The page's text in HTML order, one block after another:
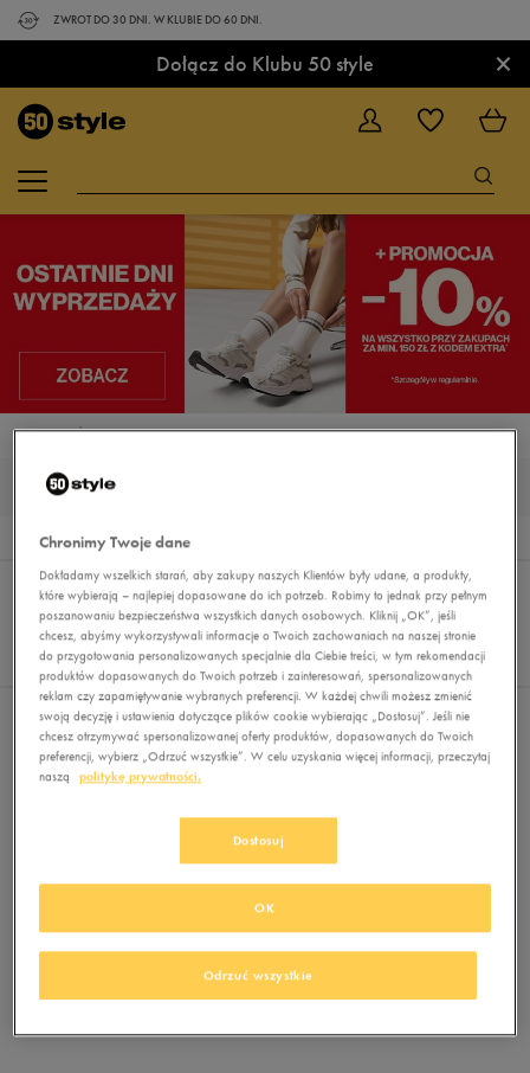
ZWROT DO 30 DNI. W KLUBIE DO 60 DNI.
Dołącz do Klubu 50 style ×
STRONA GŁÓWNA AKCESORIA
0
Wyników
Sortuj:
REKOMENDOWANE
FILTRUJ (1)
Pokaż
60
z 0
Wybrane filtry: NIKE Wyczyść filtry
Zmień kryteria wyszukiwania lub
Chronimy Twoje dane
Dokładamy wszelkich starań, aby zakupy naszych Klientów były udane, a produkty,
które wybierają – najlepiej dopasowane do ich potrzeb. Robimy to jednak przy pełnym
poszanowaniu bezpieczeństwa wszystkich danych osobowych. Kliknij „OK”, jeśli
chcesz, abyśmy wykorzystywali informacje o Twoich zachowaniach na naszej stronie
do przygotowania personalizowanych specjalnie dla Ciebie treści, w tym rekomendacji
produktów dopasowanych do Twoich potrzeb i zainteresowań, spersonalizowanych
reklam czy zapamiętywanie wybranych preferencji. W każdej chwili możesz zmienić
swoją decyzję i ustawienia dotyczące plików cookie wybierając „Dostosuj”. Jeśli nie
chcesz otrzymywać spersonalizowanej oferty produktów, dopasowanych do Twoich
preferencji, wybierz „Odrzuć wszystkie”. W celu uzyskania więcej informacji, przeczytaj
naszą
politykę prywatności.
Dostosuj
Odrzuć wszystkie
OK